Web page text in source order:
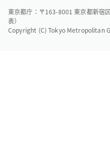
東京都庁：〒163-8001 東京都新宿
表）
Copyright (C) Tokyo Metropolitan